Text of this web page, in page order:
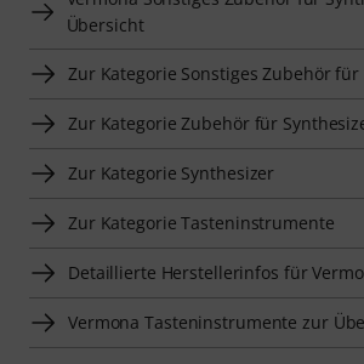
Übersicht
Zur Kategorie Sonstiges Zubehör
Zur Kategorie Zubehör für
Zur Kategorie Synthesizer
Zur Kategorie Tasteninstrumente
Detaillierte Herstellerinfos für
Vermona Tasteninstrumente zur